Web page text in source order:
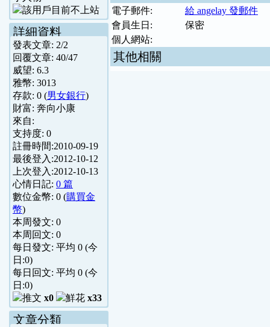
詳細資料
發表文章: 2/2
回覆文章: 40/47
威望: 6.3
雅幣: 3013
存款: 0 (男女銀行)
財富: 奔向小康
來自:
支持度: 0
註冊時間:2010-09-19
最後登入:2012-10-12
上次登入:2012-10-13
心情日記: 0 篇
數位金幣: 0 (購買金
幣)
本周發文: 0
本周回文: 0
每日發文: 平均 0 (今
日:0)
每日回文: 平均 0 (今
日:0)
x0
x33
文章分類
電子郵件:
給 angelay 發郵件
會員生日:
保密
個人網站:
其他相關